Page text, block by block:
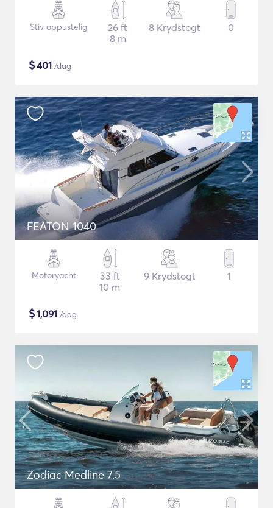
Stiv oppustelig
26 ft
8 m
8 Krydstogt 0
$401 /dag
FEATON 1040
Motoryacht
33 ft
10 m
9 Krydstogt 1
$1,091 /dag
Zodiac Medline 7.5